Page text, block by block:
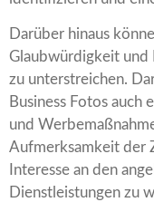
Darüber hinaus
Glaubwürdigkeit und
zu unterstreichen.
Business Fotos
und
Aufmerksamkeit der
Interesse an den
Dienstleistungen zu